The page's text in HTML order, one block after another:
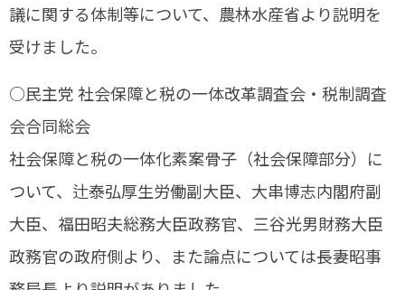
議に関する体制等について、農林水産省より説明を
受けました。
○民主党 社会保障と税の一体改革調査会・税制調査
会合同総会
社会保障と税の一体化素案骨子（社会保障部分）に
ついて、辻泰弘厚生労働副大臣、大串博志内閣府副
大臣、福田昭夫総務大臣政務官、三谷光男財務大臣
政務官の政府側より、また論点については長妻昭事